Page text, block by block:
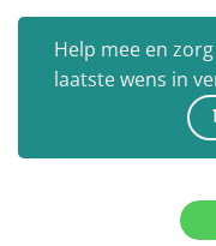
Help mee en
laatste wens in